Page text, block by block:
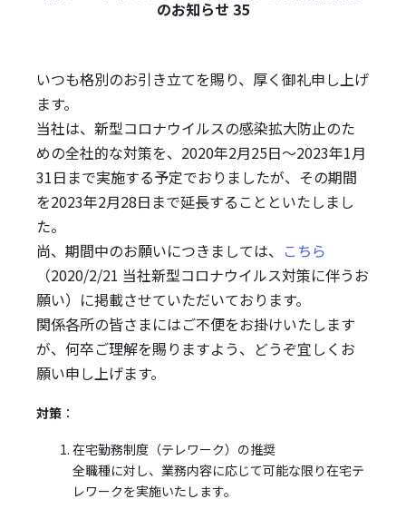
のお知らせ 35
いつも格別のお引き立てを賜り、厚く御礼申し上げ
ます。
当社は、新型コロナウイルスの感染拡大防止のた
めの全社的な対策を、2020年2月25日～2023年1月
31日まで実施する予定でおりましたが、その期間
を2023年2月28日まで延長することといたしまし
た。
尚、期間中のお願いにつきましては、 こちら
（2020/2/21 当社新型コロナウイルス対策に伴うお
願い）に掲載させていただいております。
関係各所の皆さまにはご不便をお掛けいたします
が、何卒ご理解を賜りますよう、どうぞ宜しくお
願い申し上げます。
対策 ：
在宅勤務制度（テレワーク）の推奨
全職種に対し、業務内容に応じて可能な限り在宅テ
レワークを実施いたします。